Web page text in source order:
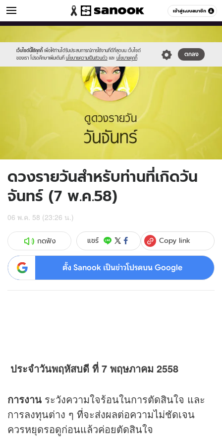
เข้าสู่ระบบสมาชิก
ดูดวง หมวดอื่นๆ
เว็บไซต์นี้ใช้คุกกี้ เพื่อให้ท่านได้รับประสบการณ์การใช้งานที่ดีที่สุดบน เว็บไซต์
ของเรา โปรดศึกษาเพิ่มเติมที่ นโยบายความเป็นส่วนตัว และ นโยบายคุกกี้
ตกลง
//s.isanook.com/sr/0/images/logo-
new-
sanook.png
//s.isanook.com/ho/0/ud/16/82199/2_mon.jpg
ดวงรายวันสำหรับท่านที่เกิดวัน
จันทร์ (7 พ.ค.58)
06 พ.ค. 58 (23:26 น.)
กดฟัง แชร์ Copy link
ตั้ง Sanook เป็นข่าวโปรดบน Google
ประจำวันพฤหัสบดี ที่ 7 พฤษภาคม 2558
การงาน ระวังความใจร้อนในการตัดสินใจ และ
การลงทุนต่าง ๆ ที่จะส่งผลต่อความไม่ชัดเจน
ควรหยุดรอดูก่อนแล้วค่อยตัดสินใจ